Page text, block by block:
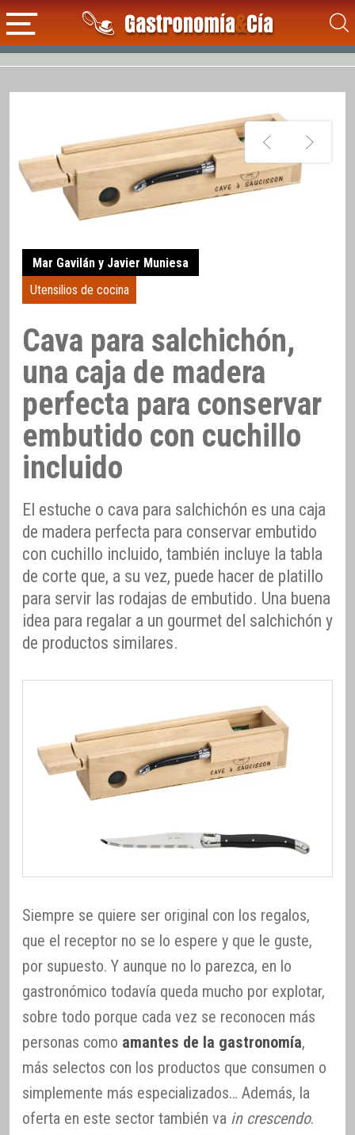
Mar Gavilán y Javier Muniesa
Utensilios de cocina
Cava para salchichón,
una caja de madera
perfecta para conservar
embutido con cuchillo
incluido
El estuche o cava para salchichón es una caja
de madera perfecta para conservar embutido
con cuchillo incluido, también incluye la tabla
de corte que, a su vez, puede hacer de platillo
para servir las rodajas de embutido. Una buena
idea para regalar a un gourmet del salchichón y
de productos similares.
Siempre se quiere ser original con los regalos,
que el receptor no se lo espere y que le guste,
por supuesto. Y aunque no lo parezca, en lo
gastronómico todavía queda mucho por explotar,
sobre todo porque cada vez se reconocen más
personas como amantes de la gastronomía,
más selectos con los productos que consumen o
simplemente más especializados… Además, la
oferta en este sector también va in crescendo.